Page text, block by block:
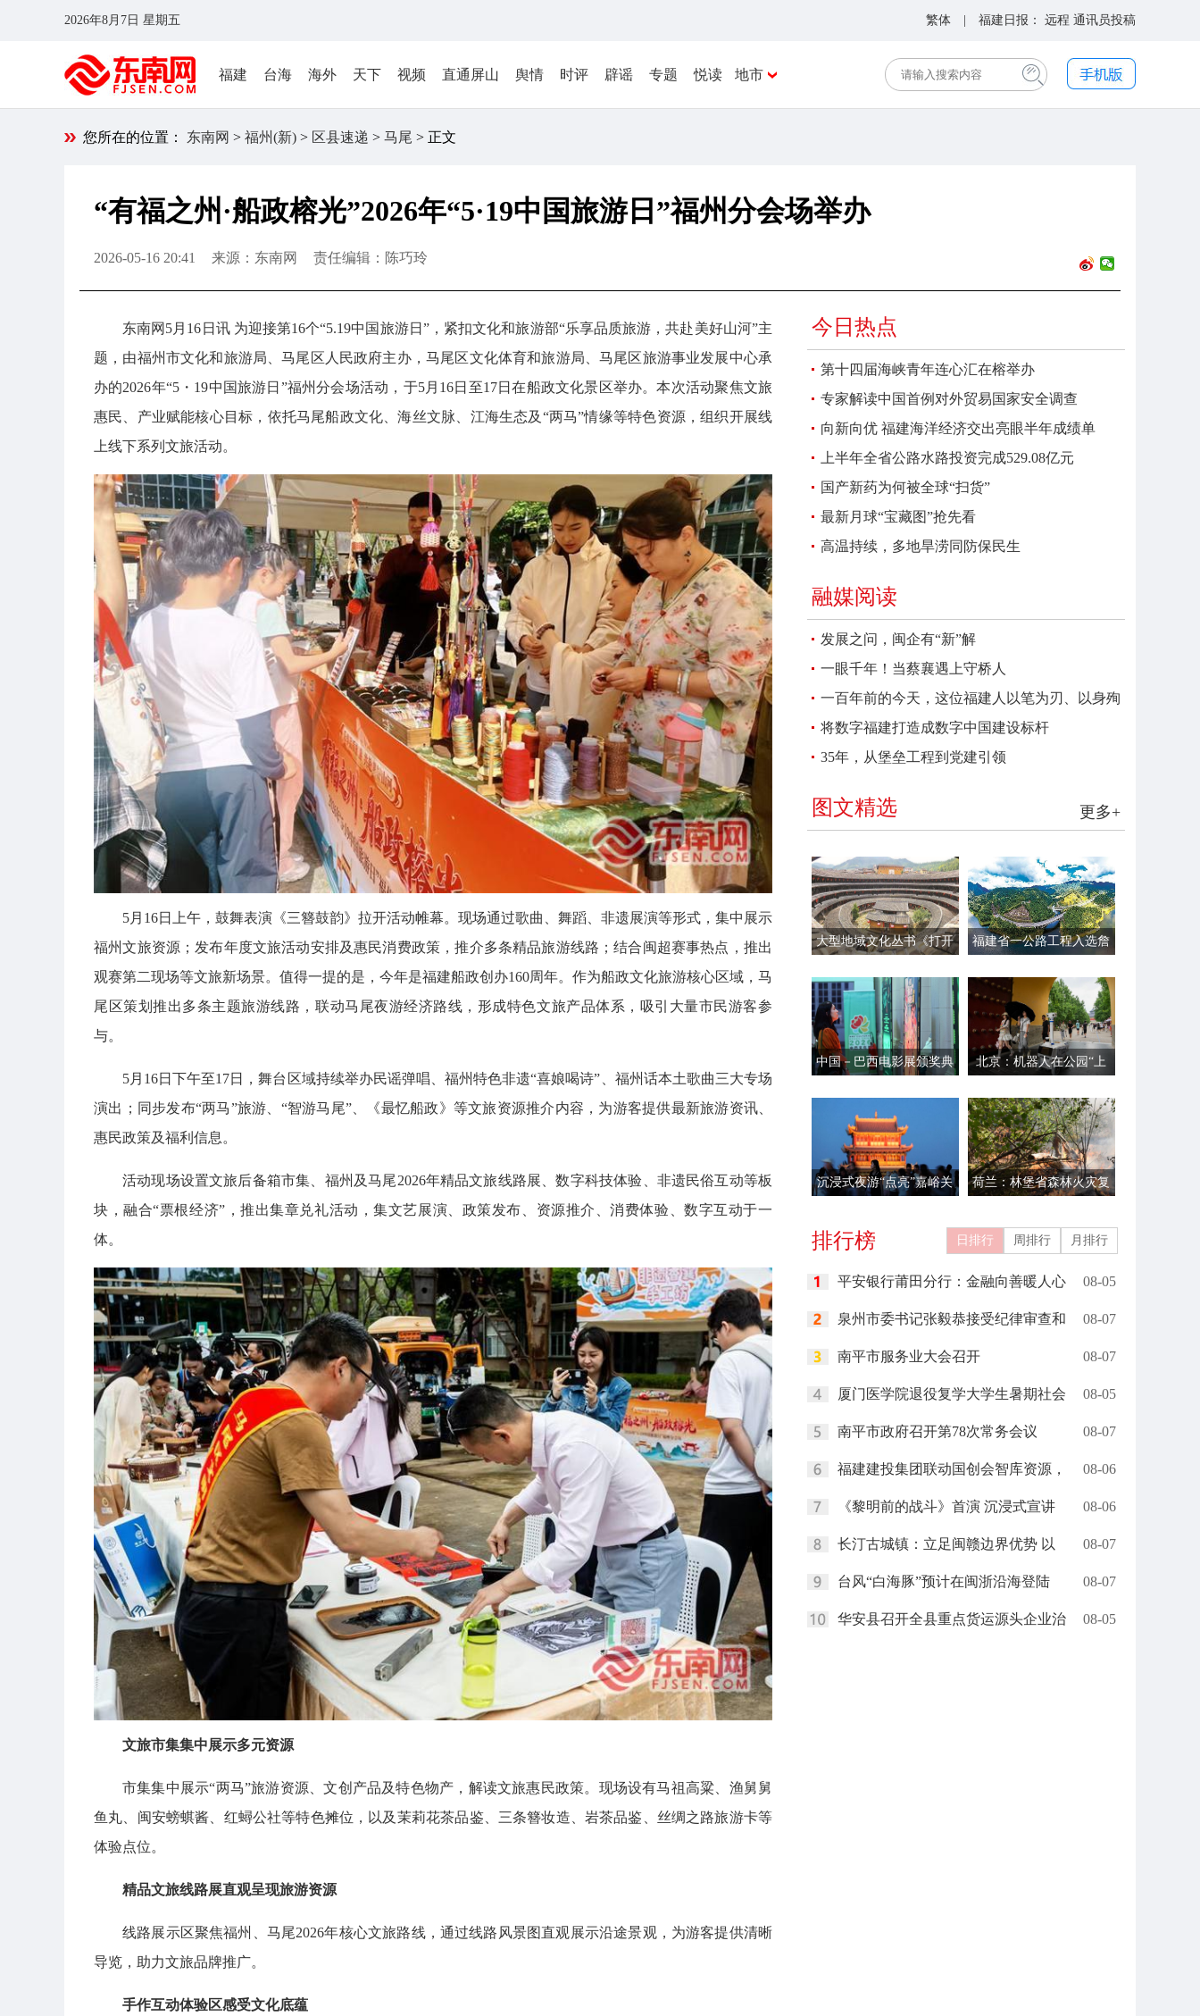
2026年8月7日 星期五 繁体 | 福建日报： 远程 通讯员投稿
福建 台海 海外 天下 视频 直通屏山 舆情 时评 辟谣 专题 悦读 地市
您所在的位置： 东南网 > 福州(新) > 区县速递 > 马尾 > 正文
“有福之州·船政榕光”2026年“5·19中国旅游日”福州分会场举办
2026-05-16 20:41 来源：东南网 责任编辑：陈巧玲
东南网5月16日讯 为迎接第16个“5.19中国旅游日”，紧扣文化和旅游部“乐享品质旅游，共赴美好山河”主
题，由福州市文化和旅游局、马尾区人民政府主办，马尾区文化体育和旅游局、马尾区旅游事业发展中心承
办的2026年“5・19中国旅游日”福州分会场活动，于5月16日至17日在船政文化景区举办。本次活动聚焦文旅
惠民、产业赋能核心目标，依托马尾船政文化、海丝文脉、江海生态及“两马”情缘等特色资源，组织开展线
上线下系列文旅活动。
5月16日上午，鼓舞表演《三簪鼓韵》拉开活动帷幕。现场通过歌曲、舞蹈、非遗展演等形式，集中展示
福州文旅资源；发布年度文旅活动安排及惠民消费政策，推介多条精品旅游线路；结合闽超赛事热点，推出
观赛第二现场等文旅新场景。值得一提的是，今年是福建船政创办160周年。作为船政文化旅游核心区域，马
尾区策划推出多条主题旅游线路，联动马尾夜游经济路线，形成特色文旅产品体系，吸引大量市民游客参
与。
5月16日下午至17日，舞台区域持续举办民谣弹唱、福州特色非遗“喜娘喝诗”、福州话本土歌曲三大专场
演出；同步发布“两马”旅游、“智游马尾”、《最忆船政》等文旅资源推介内容，为游客提供最新旅游资讯、
惠民政策及福利信息。
活动现场设置文旅后备箱市集、福州及马尾2026年精品文旅线路展、数字科技体验、非遗民俗互动等板
块，融合“票根经济”，推出集章兑礼活动，集文艺展演、政策发布、资源推介、消费体验、数字互动于一
体。
文旅市集集中展示多元资源
市集集中展示“两马”旅游资源、文创产品及特色物产，解读文旅惠民政策。现场设有马祖高粱、渔舅舅
鱼丸、闽安螃蜞酱、红蟳公社等特色摊位，以及茉莉花茶品鉴、三条簪妆造、岩茶品鉴、丝绸之路旅游卡等
体验点位。
精品文旅线路展直观呈现旅游资源
线路展示区聚焦福州、马尾2026年核心文旅路线，通过线路风景图直观展示沿途景观，为游客提供清晰
导览，助力文旅品牌推广。
手作互动体验区感受文化底蕴
今日热点
第十四届海峡青年连心汇在榕举办
专家解读中国首例对外贸易国家安全调查
向新向优 福建海洋经济交出亮眼半年成绩单
上半年全省公路水路投资完成529.08亿元
国产新药为何被全球“扫货”
最新月球“宝藏图”抢先看
高温持续，多地旱涝同防保民生
融媒阅读
发展之问，闽企有“新”解
一眼千年！当蔡襄遇上守桥人
一百年前的今天，这位福建人以笔为刃、以身殉
报
将数字福建打造成数字中国建设标杆
35年，从堡垒工程到党建引领
更多+
图文精选
大型地域文化丛书《打开
福建省一公路工程入选詹
中国－巴西电影展颁奖典
北京：机器人在公园“上
沉浸式夜游“点亮”嘉峪关
荷兰：林堡省森林火灾复
排行榜 日排行 周排行 月排行
平安银行莆田分行：金融向善暖人心 08-05
泉州市委书记张毅恭接受纪律审查和 08-07
南平市服务业大会召开 08-07
厦门医学院退役复学大学生暑期社会 08-05
南平市政府召开第78次常务会议 08-07
福建建投集团联动国创会智库资源， 08-06
《黎明前的战斗》首演 沉浸式宣讲 08-06
长汀古城镇：立足闽赣边界优势 以 08-07
台风“白海豚”预计在闽浙沿海登陆 08-07
华安县召开全县重点货运源头企业治 08-05